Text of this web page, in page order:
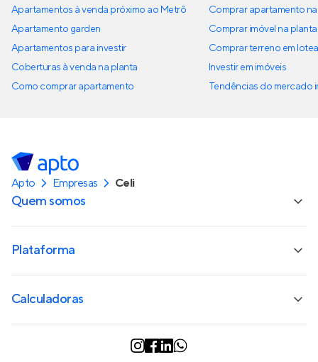
Apartamentos à venda próximo ao Metrô
Apartamento garden
Apartamentos para investir
Coberturas à venda na planta
Como comprar apartamento
Comprar apartamento
Comprar imóvel na planta
Comprar terreno em
Investir em imóveis
Tendências do mercado
Apto Empresas Celi
Quem somos
Plataforma
Calculadoras